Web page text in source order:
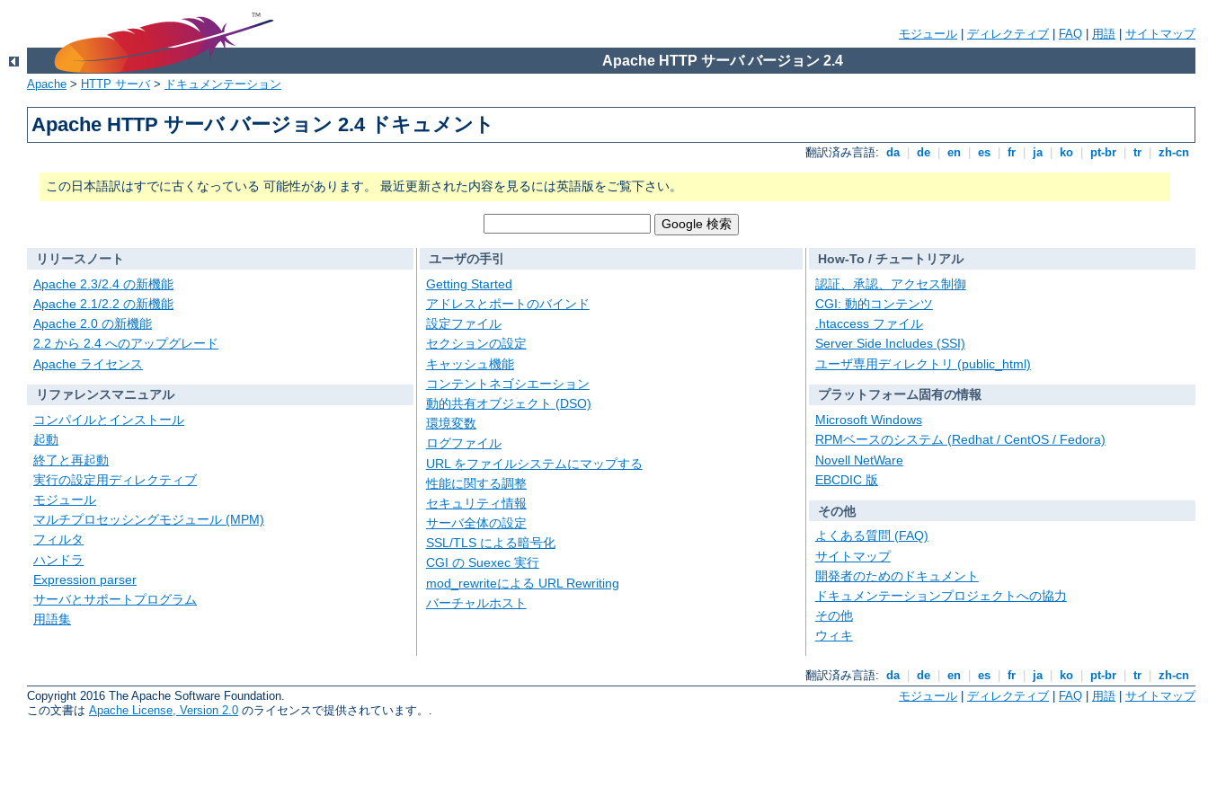
モジュール ディレクティブ FAQ 用語 サイトマップ
Apache HTTP サーバ バージョン 2.4
Apache > HTTP サーバ> ドキュメンテーション
Apache HTTP サーバ バージョン 2.4 ドキュメント
翻訳済み言語: da de en es fr ja ko pt-br tr zh-cn
この日本語訳はすでに古くなっている 可能性があります。 最近更新された内容を見るには英語版をご覧下さい。
リリースノート
Apache 2.3/2.4 の新機能
Apache 2.1/2.2 の新機能
Apache 2.0 の新機能
2.2 から 2.4 へのアップグレード
Apache ライセンス
リファレンスマニュアル
コンパイルとインストール
起動
終了と再起動
実行の設定用ディレクティブ
モジュール
マルチプロセッシングモジュール (MPM)
フィルタ
ハンドラ
Expression parser
サーバとサポートプログラム
用語集
ユーザの手引
Getting Started
アドレスとポートのバインド
設定ファイル
セクションの設定
キャッシュ機能
コンテントネゴシエーション
動的共有オブジェクト (DSO)
環境変数
ログファイル
URL をファイルシステムにマップする
性能に関する調整
セキュリティ情報
サーバ全体の設定
SSL/TLS による暗号化
CGI の Suexec 実行
mod_rewriteによる URL Rewriting
バーチャルホスト
How-To / チュートリアル
認証、承認、アクセス制御
CGI: 動的コンテンツ
.htaccess ファイル
Server Side Includes (SSI)
ユーザ専用ディレクトリ (public_html)
プラットフォーム固有の情報
Microsoft Windows
RPMベースのシステム (Redhat / CentOS / Fedora)
Novell NetWare
EBCDIC 版
その他
よくある質問 (FAQ)
サイトマップ
開発者のためのドキュメント
ドキュメンテーションプロジェクトへの協力
その他
ウィキ
翻訳済み言語: da de en es fr ja ko pt-br tr
zh-cn
Copyright 2016 The Apache Software Foundation.
この文書は Apache License, Version 2.0 のライセンスで提供されています。.
モジュール | ディレクティブ | FAQ | 用語 | サイトマップ